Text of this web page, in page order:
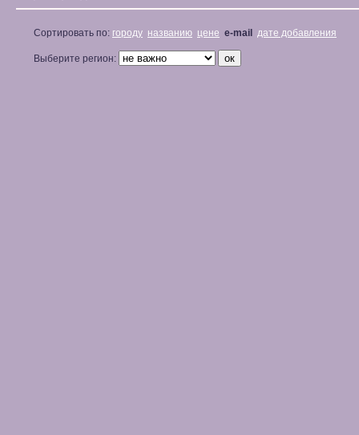
Сортировать по: городу названию цене e-mail дате добавления
Выберите регион: